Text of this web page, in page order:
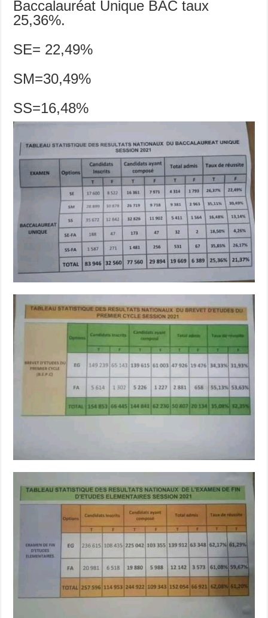
Baccalauréat Unique BAC taux
25,36%.
SE= 22,49%
SM=30,49%
SS=16,48%